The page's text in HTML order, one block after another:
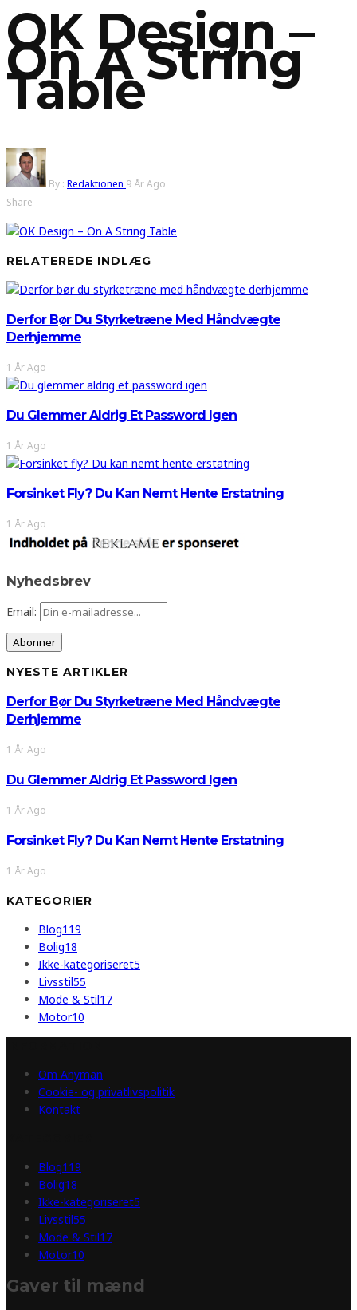
OK Design –
On A String
Table
By : Redaktionen 9 År Ago
Share
RELATEREDE INDLÆG
Derfor Bør Du Styrketræne Med Håndvægte
Derhjemme
1 År Ago
Du Glemmer Aldrig Et Password Igen
1 År Ago
Forsinket Fly? Du Kan Nemt Hente Erstatning
1 År Ago
Nyhedsbrev
Email:
NYESTE ARTIKLER
Derfor Bør Du Styrketræne Med Håndvægte
Derhjemme
1 År Ago
Du Glemmer Aldrig Et Password Igen
1 År Ago
Forsinket Fly? Du Kan Nemt Hente Erstatning
1 År Ago
KATEGORIER
Blog119
Bolig18
Ikke-kategoriseret5
Livsstil55
Mode & Stil17
Motor10
Om Anyman
Cookie- og privatlivspolitik
Kontakt
Blog119
Bolig18
Ikke-kategoriseret5
Livsstil55
Mode & Stil17
Motor10
Gaver til mænd